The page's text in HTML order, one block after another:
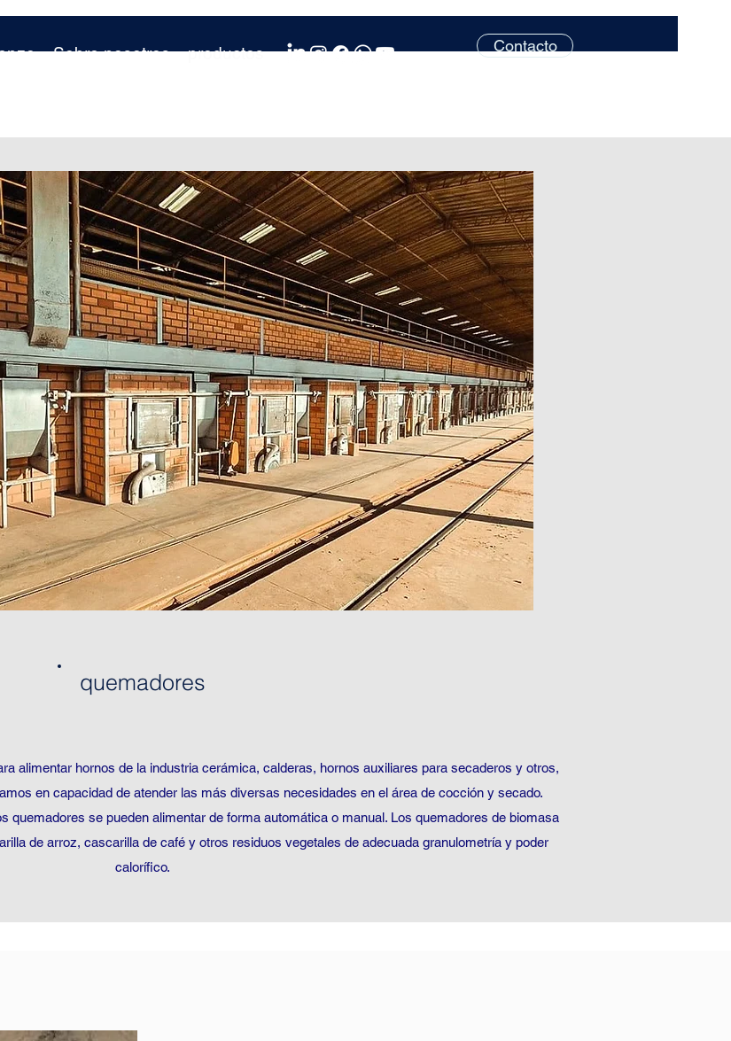
Sobre nosotros productos Contacto
quemadores
alimentar hornos de la industria cerámica, calderas, hornos auxiliares para secaderos y otros,
en capacidad de atender las más diversas necesidades en el área de cocción y secado.
quemadores se pueden alimentar de forma automática o manual. Los quemadores de biomasa
de arroz, cascarilla de café y otros residuos vegetales de adecuada granulometría y poder
calorífico.